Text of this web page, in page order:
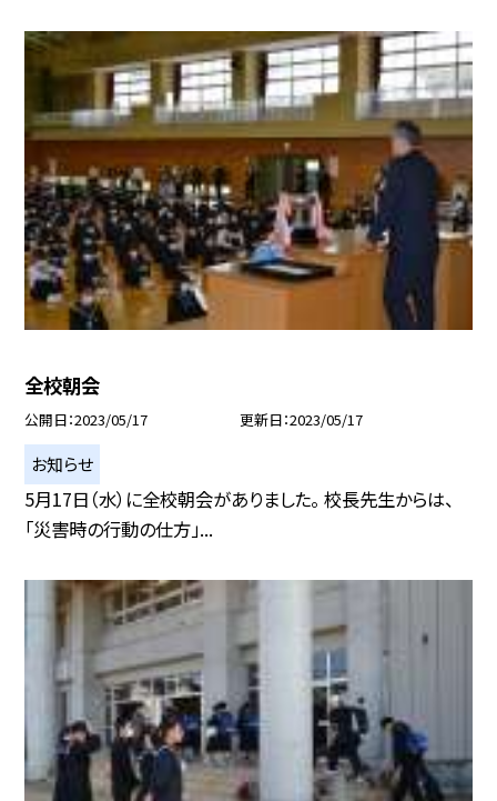
全校朝会
公開日 2023/05/17 更新日 2023/05/17
お知らせ
5月17日（水）に全校朝会がありました。 校長先生からは、
「災害時の行動の仕方」...